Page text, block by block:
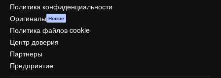
Политика конфиденциальности
Оригиналы Новое
Политика файлов cookie
Центр доверия
Партнеры
Предприятие